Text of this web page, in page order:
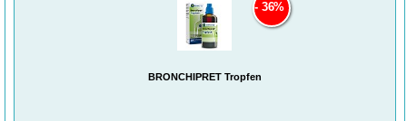
nach Abverkauf in Euro, IQVIA Pharmatrend, Markt der Expektorantien 01A4
AKUT 600 MG HUSTENLÖSER
BRONCHIPRET Tropfen
36%